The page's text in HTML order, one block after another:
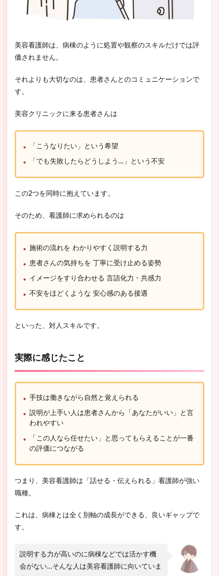
美容看護師は、病棟のように処置や観察のスキルだけでは評
価されません。
それよりも大切なのは、患者さんとのコミュニケーションで
す。
美容クリニックに来る患者さんは
「こうなりたい」という希望
「でも失敗したらどうしよう…」という不安
この2つを同時に抱えています。
そのため、看護師に求められるのは
施術の流れを わかりやすく説明する力
患者さんの気持ちを 丁寧に受け止める姿勢
イメージをすり合わせる 言語化力・共感力
不安をほどくような 安心感のある接遇
といった、対人スキルです。
実際に感じたこと
手技は働きながら自然と覚えられる
説明が上手い人は患者さんから「あなたがいい」と言
われやすい
「この人なら任せたい」と思ってもらえることが一番
の評価につながる
つまり、美容看護師は「話せる・伝えられる」看護師が強い
職種。
これは、病棟とは全く別軸の成長ができる、良いギャップで
す。
説明する力が高いのに病棟などでは活かす機
会がない…そんな人は美容看護師に向いていま